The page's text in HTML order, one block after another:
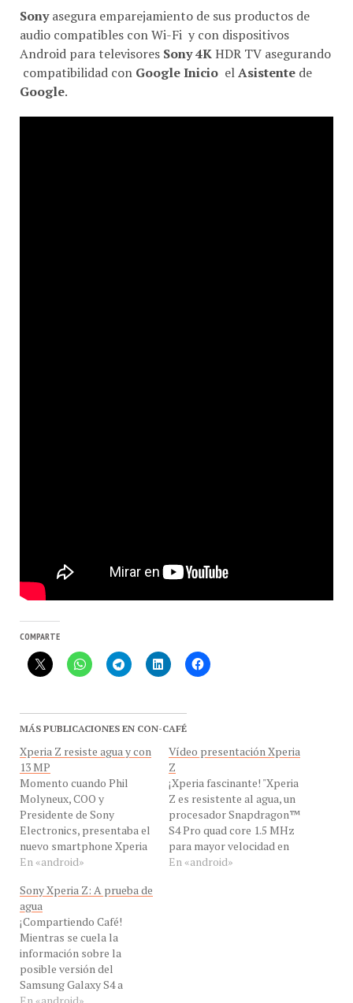
Sonyasegura emparejamiento de sus productos de
audio compatibles con Wi-Fi y con dispositivos
Android para televisores Sony 4K HDR TV asegurando
compatibilidad con Google Inicio el Asistente de
Google
MÁS PUBLICACIONES EN CON-CAFÉ
Xperia Z resiste agua y con
13 MP
Momento cuando Phil
Molyneux, COO y
Presidente de Sony
Electronics, presentaba el
nuevo smartphone Xperia
Z en el keynote de Sony, en
Show 2013 ¡Desde el CES!
"Xperia Z es resistente al
agua, un procesador
Snapdragon™ S4 Pro quad
core 1.5 MHz para mayor
velocidad en
operaciones…
En «android»
Vídeo presentación Xperia
Z
¡Xperia fascinante! "Xperia
Z es resistente al agua, un
procesador Snapdragon™
S4 Pro quad core 1.5 MHz
para mayor velocidad en
operaciones "multi-
En «android»
Sony Xperia Z: A prueba de
agua
¡Compartiendo Café!
Mientras se cuela la
información sobre la
posible versión del
Samsung Galaxy S4 a
prueba de agua, no olvidar
En «android»